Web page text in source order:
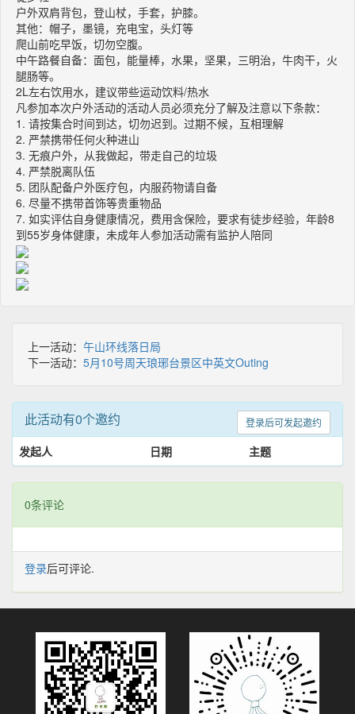
户外双肩背包，登山杖，手套，护膝。
其他：帽子，墨镜，充电宝，头灯等
爬山前吃早饭，切勿空腹。
中午路餐自备：面包，能量棒，水果，坚果，三明治，牛肉干，火
腿肠等。
2L左右饮用水，建议带些运动饮料/热水
凡参加本次户外活动的活动人员必须充分了解及注意以下条款：
1. 请按集合时间到达，切勿迟到。过期不候，互相理解
2. 严禁携带任何火种进山
3. 无痕户外，从我做起，带走自己的垃圾
4. 严禁脱离队伍
5. 团队配备户外医疗包，内服药物请自备
6. 尽量不携带首饰等贵重物品
7. 如实评估自身健康情况，费用含保险，要求有徒步经验，年龄8
到55岁身体健康，未成年人参加活动需有监护人陪同
上一活动： 午山环线落日局
下一活动： 5月10号周天琅琊台景区中英文Outing
登录后可发起邀约
此活动有0个邀约
发起人 日期 主题
0条评论
登录后可评论.